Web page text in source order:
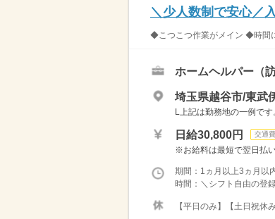
＼少人数制で安心／
◆こつこつ作業がメイン ◆時間
ホームヘルパー（
埼玉県越谷市/東武
L上記は勤務地の一例で
日給30,800円 交通
※お給料は最短で翌日払
期間：1ヵ月以上3ヵ月
時間：＼シフト自由の
【平日のみ】【土日祝休